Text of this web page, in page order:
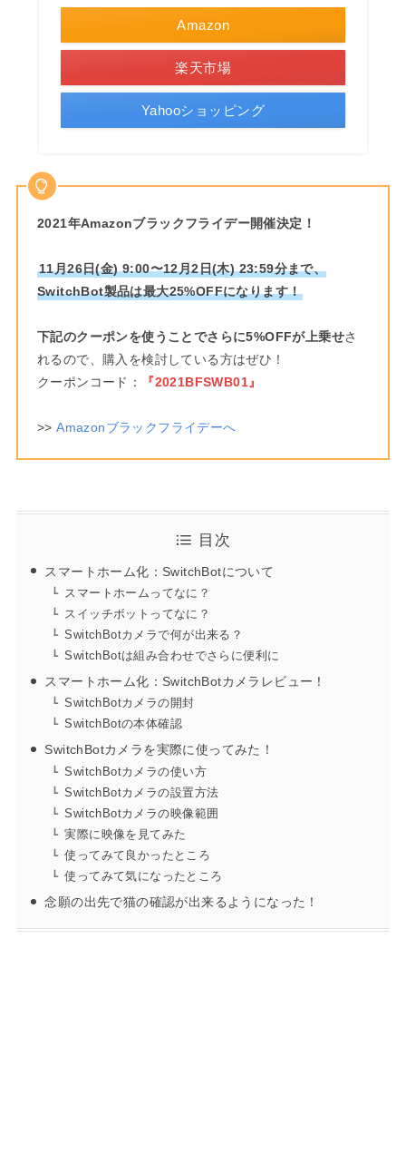
Amazon
楽天市場
Yahooショッピング
2021年Amazonブラックフライデー開催決定！
11月26日(金) 9:00〜12月2日(木) 23:59分まで、
SwitchBot製品は最大25%OFFになります！
下記のクーポンを使うことでさらに5%OFFが上乗せさ
れるので、購入を検討している方はぜひ！
クーポンコード：
『2021BFSWB01』
>>Amazonブラックフライデーへ
目次
スマートホーム化：SwitchBotについて
スマートホームってなに？
スイッチボットってなに？
SwitchBotカメラで何が出来る？
SwitchBotは組み合わせでさらに便利に
スマートホーム化：SwitchBotカメラレビュー！
SwitchBotカメラの開封
SwitchBotの本体確認
SwitchBotカメラを実際に使ってみた！
SwitchBotカメラの使い方
SwitchBotカメラの設置方法
SwitchBotカメラの映像範囲
実際に映像を見てみた
使ってみて良かったところ
使ってみて気になったところ
念願の出先で猫の確認が出来るようになった！